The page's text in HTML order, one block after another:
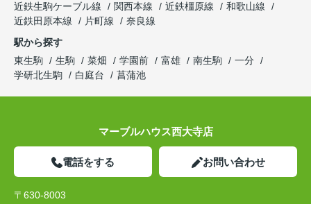
近鉄生駒ケーブル線
関西本線 近鉄橿原線
和歌山線
近鉄田原本線
片町線
奈良線
駅から探す
東生駒
生駒 菜畑 学園前 富雄 南生駒
一分
学研北生駒
白庭台 菖蒲池
マーブルハウス西大寺店
電話をする お問い合わせ
〒630-8003